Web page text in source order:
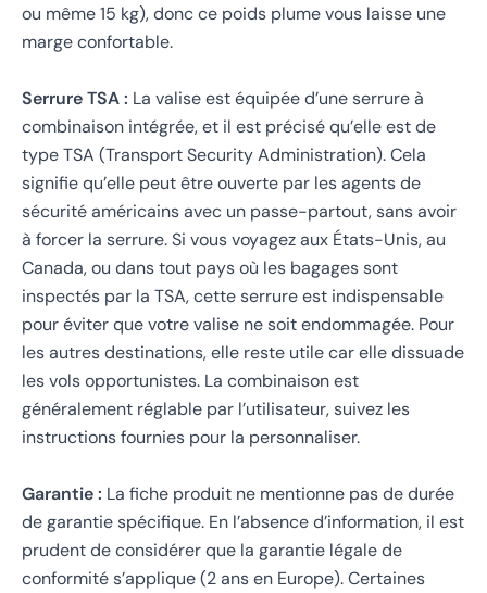
ou même 15 kg), donc ce poids plume vous laisse une
marge confortable.
Serrure TSA : La valise est équipée d’une serrure à
combinaison intégrée, et il est précisé qu’elle est de
type TSA (Transport Security Administration). Cela
signifie qu’elle peut être ouverte par les agents de
sécurité américains avec un passe-partout, sans avoir
à forcer la serrure. Si vous voyagez aux États-Unis, au
Canada, ou dans tout pays où les bagages sont
inspectés par la TSA, cette serrure est indispensable
pour éviter que votre valise ne soit endommagée. Pour
les autres destinations, elle reste utile car elle dissuade
les vols opportunistes. La combinaison est
généralement réglable par l’utilisateur, suivez les
instructions fournies pour la personnaliser.
Garantie : La fiche produit ne mentionne pas de durée
de garantie spécifique. En l’absence d’information, il est
prudent de considérer que la garantie légale de
conformité s’applique (2 ans en Europe). Certaines